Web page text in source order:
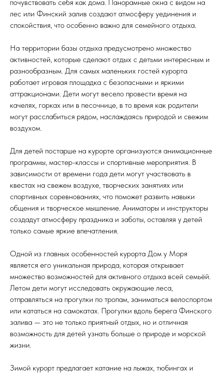
почувствовать себя как дома. Панорамные окна с видом на
лес или Финский залив создают атмосферу уединения и
спокойствия, что особенно важно для семейного отдыха.
На территории базы отдыха предусмотрено множество
активностей, которые сделают отдых с детьми интересным и
разнообразным. Для самых маленьких гостей курорта
работает игровая площадка с безопасными и яркими
аттракционами. Дети могут весело провести время на
качелях, горках или в песочнице, в то время как родители
могут расслабиться рядом, наслаждаясь природой и свежим
воздухом.
Для детей постарше на курорте организуются анимационные
программы, мастер-классы и спортивные мероприятия. В
зависимости от времени года дети могут участвовать в
квестах на свежем воздухе, творческих занятиях или
спортивных соревнованиях, что поможет развить навыки
общения и творческое мышление. Аниматоры и инструкторы
создадут атмосферу праздника и заботы, оставляя у детей
только самые яркие впечатления.
Одной из главных особенностей курорта Дом у Моря
является его уникальная природа, которая открывает
множество возможностей для активного отдыха всей семьёй.
Летом дети могут исследовать окружающие леса,
отправляться на прогулки по тропам, заниматься велоспортом
или кататься на самокатах. Прогулки вдоль берега Финского
залива — это не только приятный отдых, но и отличная
возможность для детей узнать больше о природе и морской
жизни.
Зимой курорт предлагает катание на лыжах, тюбингах и